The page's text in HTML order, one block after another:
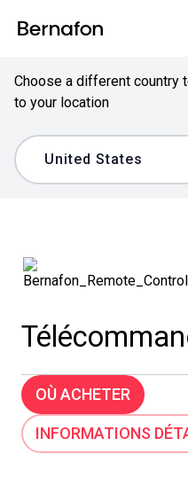
Choose a different country
to your location
OÙ ACHETER
INFORMATIONS